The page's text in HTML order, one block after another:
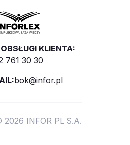
OBSŁUGI KLIENTA:
761 30 30
bok@infor.pl
INFOR PL S.A.